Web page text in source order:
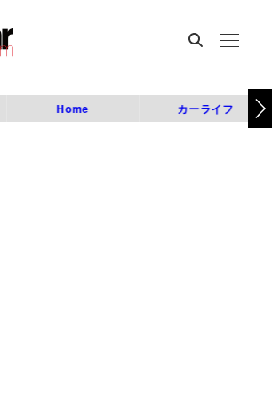
Home カーライフ